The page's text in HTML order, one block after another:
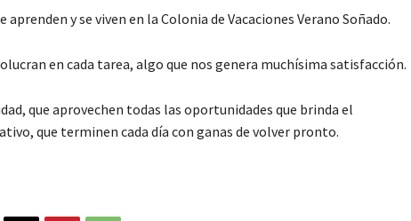
aprenden y se viven en la Colonia de Vacaciones Verano Soñado.
en cada tarea, algo que nos genera muchísima satisfacción.
que aprovechen todas las oportunidades que brinda el
que terminen cada día con ganas de volver pronto.